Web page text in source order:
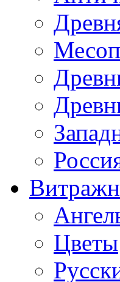
Цветы